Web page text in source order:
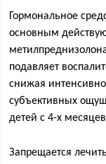
Гормональное
основным
подавляет
снижая
субъективных
детей с 4-х
Запрещается